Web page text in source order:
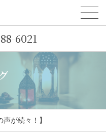
6021
が続々！】